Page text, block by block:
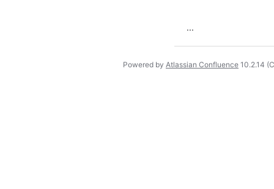
...
Powered by Atlassian Confluence 10.2.14